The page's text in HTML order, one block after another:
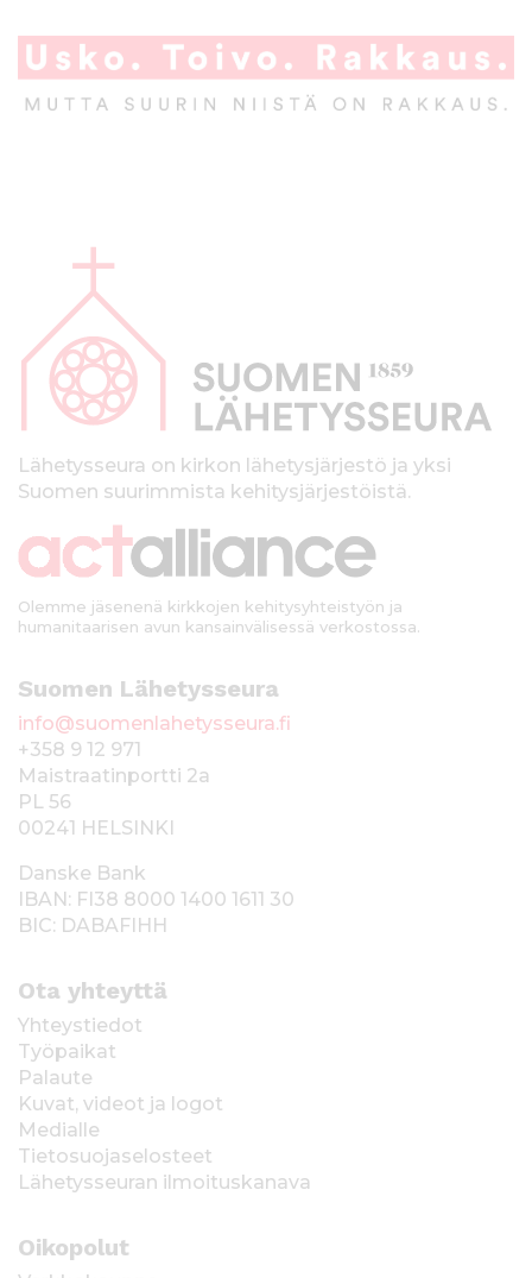
p
kLähetysseura on kirkon lähetysjärjestö ja yksi
Suomen suurimmista kehitysjärjestöistä.
Olemme jäsenenä kirkkojen kehitysyhteistyön ja
humanitaarisen avun kansainvälisessä verkostossa.
Suomen Lähetysseura
info@suomenlahetysseura.fi
+358 9 12 971
Maistraatinportti 2a
PL 56
00241 HELSINKI
Danske Bank
IBAN: FI38 8000 1400 1611 30
BIC: DABAFIHH
Ota yhteyttä
Yhteystiedot
Työpaikat
Palaute
Kuvat, videot ja logot
Medialle
Tietosuojaselosteet
Lähetysseuran ilmoituskanava
Oikopolut